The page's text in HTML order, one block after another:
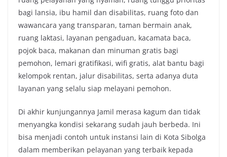
bagi lansia, ibu hamil dan disabilitas, ruang foto dan
wawancara yang transparan, taman bermain anak,
ruang laktasi, layanan pengaduan, kacamata baca,
pojok baca, makanan dan minuman gratis bagi
pemohon, lemari gratifikasi, wifi gratis, alat bantu bagi
kelompok rentan, jalur disabilitas, serta adanya duta
layanan yang selalu siap melayani pemohon.
Di akhir kunjungannya Jamil merasa kagum dan tidak
menyangka kondisi sekarang sudah jauh berbeda. Ini
bisa menjadi contoh untuk instansi lain di Kota Sibolga
dalam memberikan pelayanan yang terbaik kepada